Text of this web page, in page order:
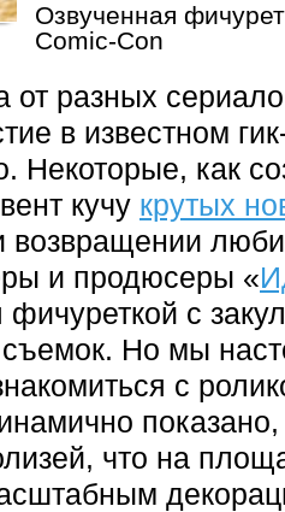
Озвученная
Comic-Con
от разных
в известном
Некоторые, как
кучу крутых
возвращении
и продюсеры «
фичуреткой с
Но мы
с
показано,
что на